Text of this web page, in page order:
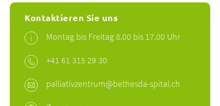
Kontaktieren Sie uns
Montag bis Freitag 8.00 bis 17.00 Uhr
+41 61 315 29 30
palliativzentrum@bethesda-spital.ch